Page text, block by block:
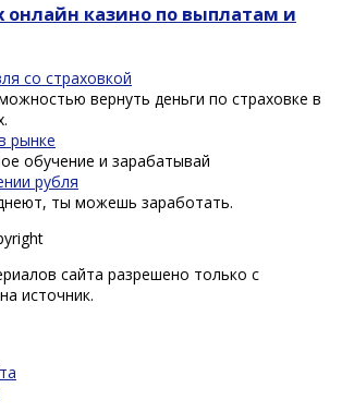
онлайн казино по выплатам и
со страховкой
вернуть деньги по страховке в
рынке
обучение и зарабатывай
рубля
ты можешь заработать.
сайта разрешено только с
источник.